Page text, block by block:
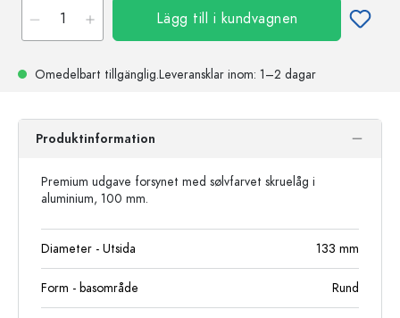
Lägg till i kundvagnen
Omedelbart tillgänglig.Leveransklar inom: 1–2 dagar
Produktinformation
Premium udgave forsynet med sølvfarvet skruelåg i
aluminium, 100 mm.
Diameter - Utsida 133 mm
Form - basområde Rund